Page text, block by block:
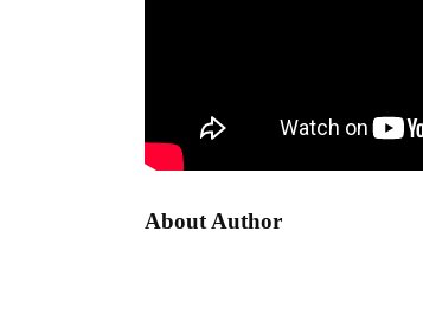
About Author